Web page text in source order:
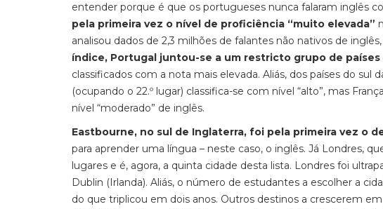
entender porque é que os portugueses nunca falaram inglês
pela primeira vez o nível de proficiência “muito elevada”
analisou dados de 2,3 milhões de falantes não nativos de
índice, Portugal juntou-se a um restricto grupo de
classificados com a nota mais elevada. Aliás, dos países do sul
(ocupando o 22.º lugar) classifica-se com nível “alto”, mas
nível “moderado” de inglês.
Eastbourne, no sul de Inglaterra, foi pela primeira vez o
para aprender uma língua – neste caso, o inglês. Já Londres,
lugares e é, agora, a quinta cidade desta lista. Londres foi
Dublin (Irlanda). Aliás, o número de estudantes a escolher a
do que triplicou em dois anos. Outros destinos a crescerem